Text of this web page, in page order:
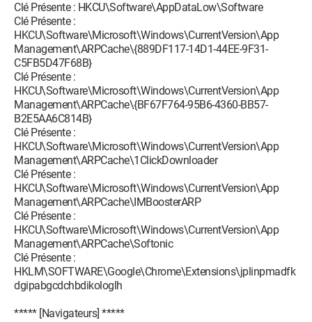
Clé Présente : HKCU\Software\AppDataLow\Software
Clé Présente :
HKCU\Software\Microsoft\Windows\CurrentVersion\App
Management\ARPCache\{889DF117-14D1-44EE-9F31-
C5FB5D47F68B}
Clé Présente :
HKCU\Software\Microsoft\Windows\CurrentVersion\App
Management\ARPCache\{BF67F764-95B6-4360-BB57-
B2E5AA6C814B}
Clé Présente :
HKCU\Software\Microsoft\Windows\CurrentVersion\App
Management\ARPCache\1ClickDownloader
Clé Présente :
HKCU\Software\Microsoft\Windows\CurrentVersion\App
Management\ARPCache\IMBoosterARP
Clé Présente :
HKCU\Software\Microsoft\Windows\CurrentVersion\App
Management\ARPCache\Softonic
Clé Présente :
HKLM\SOFTWARE\Google\Chrome\Extensions\jplinpmadfk
dgipabgcdchbdikologlh
***** [Navigateurs] *****